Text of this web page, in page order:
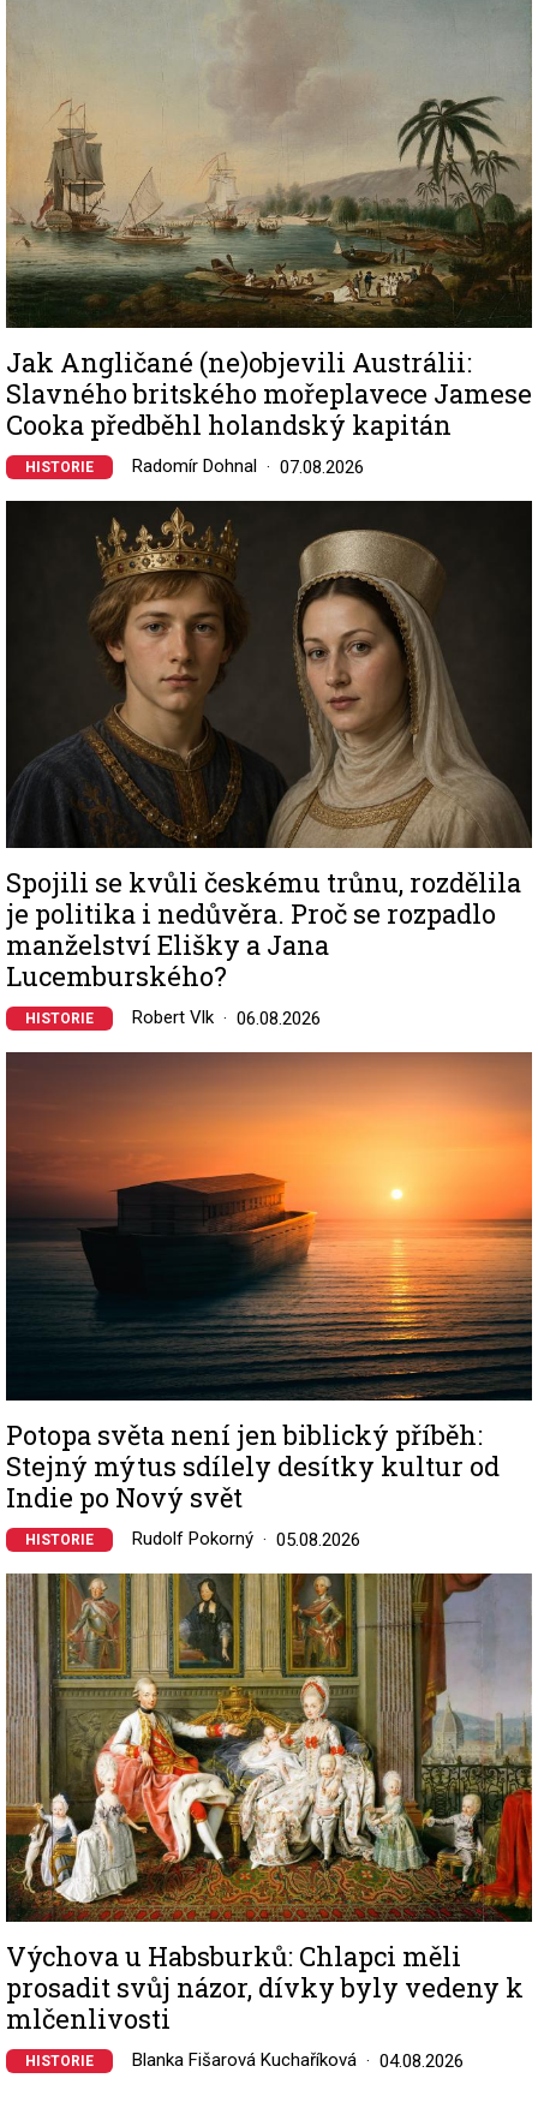
Jak Angličané (ne)objevili Austrálii:
Slavného britského mořeplavece Jamese
Cooka předběhl holandský kapitán
HISTORIE Radomír Dohnal 07.08.2026
Spojili se kvůli českému trůnu, rozdělila
je politika i nedůvěra. Proč se rozpadlo
manželství Elišky a Jana
Lucemburského?
HISTORIE Robert Vlk 06.08.2026
Potopa světa není jen biblický příběh:
Stejný mýtus sdílely desítky kultur od
Indie po Nový svět
HISTORIE Rudolf Pokorný 05.08.2026
Image
Výchova u Habsburků: Chlapci měli
prosadit svůj názor, dívky byly vedeny k
mlčenlivosti
HISTORIE Blanka Fišarová Kuchaříková 04.08.2026